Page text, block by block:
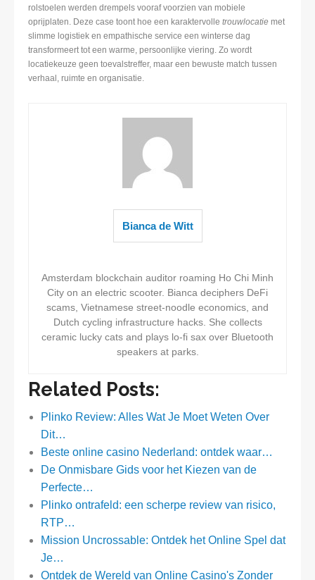
rolstoelen werden drempels vooraf voorzien van mobiele
oprijplaten. Deze case toont hoe een karaktervolle trouwlocatie met
slimme logistiek en empathische service een winterse dag
transformeert tot een warme, persoonlijke viering. Zo wordt
locatiekeuze geen toevalstreffer, maar een bewuste match tussen
verhaal, ruimte en organisatie.
Bianca de Witt
Amsterdam blockchain auditor roaming Ho Chi Minh
City on an electric scooter. Bianca deciphers DeFi
scams, Vietnamese street-noodle economics, and
Dutch cycling infrastructure hacks. She collects
ceramic lucky cats and plays lo-fi sax over Bluetooth
speakers at parks.
Related Posts:
Plinko Review: Alles Wat Je Moet Weten Over
Dit…
Beste online casino Nederland: ontdek waar…
De Onmisbare Gids voor het Kiezen van de
Perfecte…
Plinko ontrafeld: een scherpe review van risico,
RTP…
Mission Uncrossable: Ontdek het Online Spel dat
Je…
Ontdek de Wereld van Online Casino's Zonder